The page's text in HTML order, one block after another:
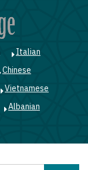
Italian
Chinese
Vietnamese
Albanian